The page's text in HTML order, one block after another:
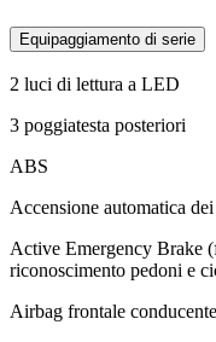
Equipaggiamento di serie
2 luci di lettura a LED
3 poggiatesta posteriori
ABS
Accensione automatica
Active Emergency Brake
riconoscimento pedoni e
Airbag frontale conducente